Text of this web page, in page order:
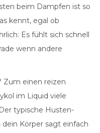
beim Dampfen ist so
kennt, egal ob
Es fühlt sich schnell
wenn andere
Zum einen reizen
im Liquid viele
typische Husten-
dein Körper sagt einfach